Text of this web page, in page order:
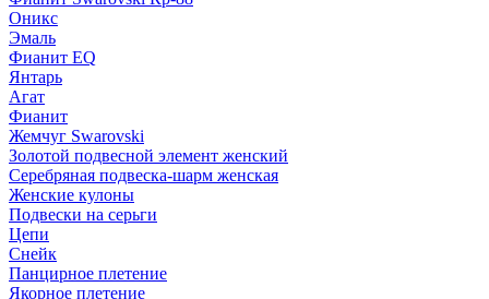
Оникс
Эмаль
Фианит EQ
Янтарь
Агат
Фианит
Жемчуг Swarovski
Золотой подвесной элемент женcкий
Серебряная подвеска-шарм женская
Женские кулоны
Подвески на серьги
Цепи
Снейк
Панцирное плетение
Якорное плетение